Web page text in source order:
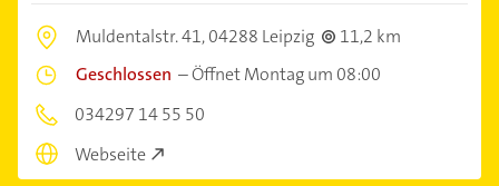
Muldentalstr. 41,04288 Leipzig
11,2 km
Geschlossen –Öffnet Montag um 08:00
034297 14 55 50
Webseite